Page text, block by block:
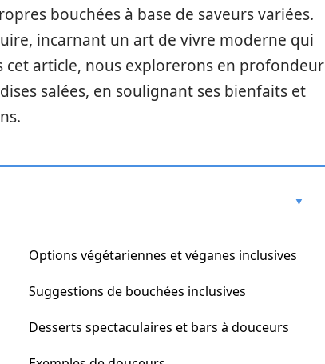
bouchées à base de saveurs variées.
incarnant un art de vivre moderne qui
article, nous explorerons en profondeur
salées, en soulignant ses bienfaits et
Options végétariennes et véganes inclusives
Suggestions de bouchées inclusives
Desserts spectaculaires et bars à douceurs